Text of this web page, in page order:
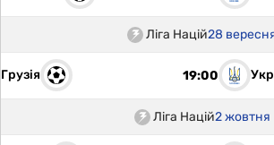
Ліга Націй28
Грузія 19:00
Ліга Націй2 жовтня